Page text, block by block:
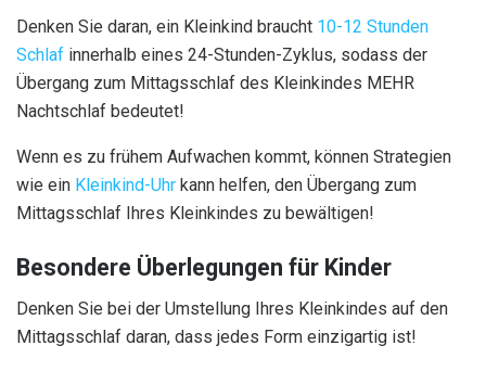
Denken Sie daran, ein Kleinkind braucht 10-12 Stunden
Schlaf innerhalb eines 24-Stunden-Zyklus, sodass der
Übergang zum Mittagsschlaf des Kleinkindes MEHR
Nachtschlaf bedeutet!
Wenn es zu frühem Aufwachen kommt, können Strategien
wie ein Kleinkind-Uhr kann helfen, den Übergang zum
Mittagsschlaf Ihres Kleinkindes zu bewältigen!
Besondere Überlegungen für Kinder
Denken Sie bei der Umstellung Ihres Kleinkindes auf den
Mittagsschlaf daran, dass jedes Form einzigartig ist!